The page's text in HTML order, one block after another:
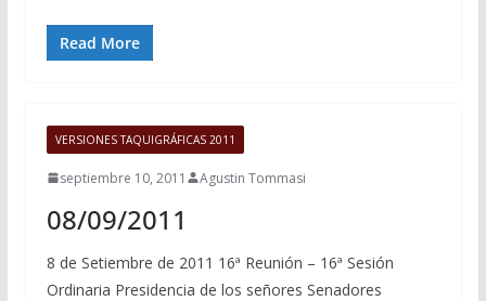
Read More
VERSIONES TAQUIGRÁFICAS 2011
septiembre 10, 2011 Agustin Tommasi
08/09/2011
8 de Setiembre de 2011 16ª Reunión – 16ª Sesión
Ordinaria Presidencia de los señores Senadores